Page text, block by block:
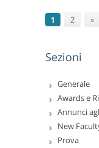
1 2 »
Sezioni
Generale
Awards e
Annunci
New
Prova